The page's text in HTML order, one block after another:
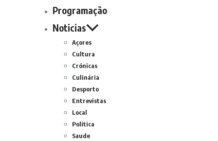
Programação
Noticias
Açores
Cultura
Crónicas
Culinária
Desporto
Entrevistas
Local
Politica
Saude